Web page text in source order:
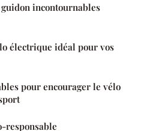
incontournables
électrique idéal pour vos
pour encourager le vélo
responsable